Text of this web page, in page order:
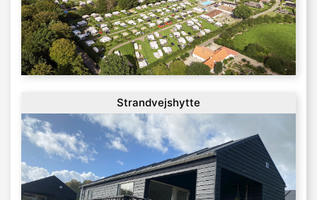
Strandvejshytte